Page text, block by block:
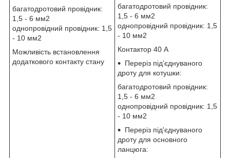
багатодротовий провідник:
1,5 - 6 мм2
однопровідний провідник: 1,5
- 10 мм2
Можливість встановлення
додаткового контакту стану
багатодротовий провідник:
1,5 - 6 мм2
однопровідний провідник: 1,5
- 10 мм2
Контактор 40 А
Переріз під'єднуваного
дроту для котушки:
багатодротовий провідник:
1,5 - 6 мм2
однопровідний провідник: 1,5
- 10 мм2
Переріз під'єднуваного
дроту для основного
ланцюга: